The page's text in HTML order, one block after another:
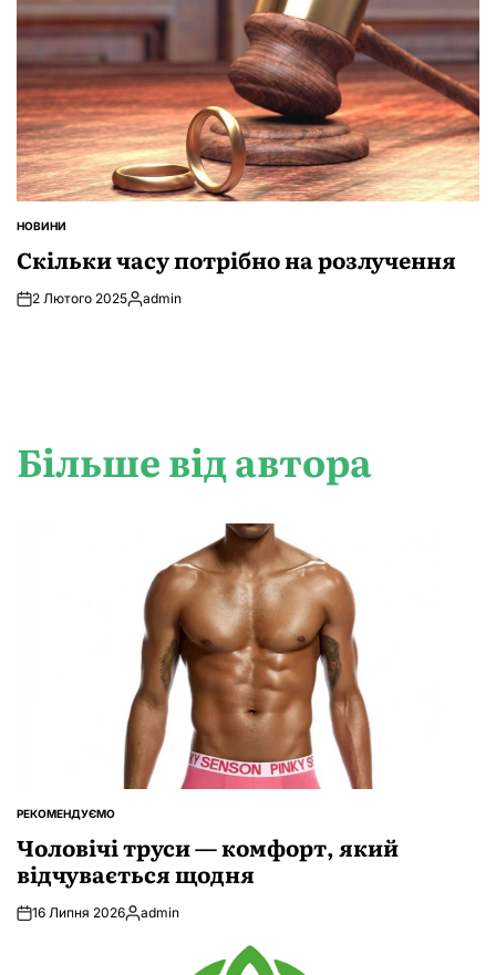
ОПУБЛІКУВАТИ
НОВИНИ
Скільки часу потрібно на розлучення
2 Лютого 2025Опубліковано
admin
Більше від автора
ОПУБЛІКУВАТИ
РЕКОМЕНДУЄМО
Чоловічі труси — комфорт, який
відчувається щодня
16 Липня 2026Опубліковано
admin